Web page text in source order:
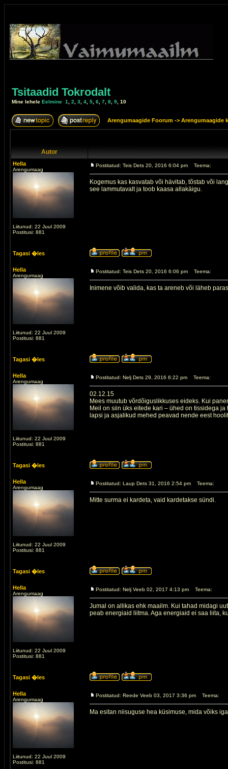
Tsitaadid Tokrodalt
Mine lehele Eelmine 1 2 3 4 5 6 7 8 9 10
Arengumaagide Foorum -> Arengumaagide
Autor
Hella
Arengumaag
Liitunud: 22 Juul 2009
Postitusi: 881
Postitatud: Teis Dets 20, 2016 6:04 pm Teema:
Kogemus kas kasvatab või hävitab, tõstab või
see lammutavalt ja toob kaasa allakäigu.
Tagasi �les
Hella
Arengumaag
Liitunud: 22 Juul 2009
Postitusi: 881
Postitatud: Teis Dets 20, 2016 6:06 pm Teema:
Inimene võib valida, kas ta areneb või läheb
Tagasi �les
Hella
Arengumaag
Liitunud: 22 Juul 2009
Postitusi: 881
Postitatud: Nelj Dets 29, 2016 6:22 pm Teema:
02.12.15
Mees muutub võrdõiguslikkuses eideks. Kui
Meil on siin üks eitede kari – ühed on tissidega
lapsi ja asjalikud mehed peavad nende eest
Tagasi �les
Hella
Arengumaag
Liitunud: 22 Juul 2009
Postitusi: 881
Postitatud: Laup Dets 31, 2016 2:54 pm Teema:
Mitte surma ei kardeta, vaid kardetakse sündi.
Tagasi �les
Hella
Arengumaag
Liitunud: 22 Juul 2009
Postitusi: 881
Postitatud: Nelj Veeb 02, 2017 4:13 pm Teema:
Jumal on allikas ehk maailm. Kui tahad midagi
peab energiaid liitma. Aga energiaid ei saa liita,
Tagasi �les
Hella
Arengumaag
Liitunud: 22 Juul 2009
Postitusi: 881
Postitatud: Reede Veeb 03, 2017 3:36 pm Teema:
Ma esitan niisuguse hea küsimuse, mida võiks